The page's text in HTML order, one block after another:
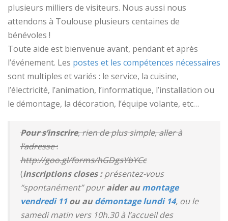
plusieurs milliers de visiteurs. Nous aussi nous
attendons à Toulouse plusieurs centaines de
bénévoles !
Toute aide est bienvenue avant, pendant et après
l’événement. Les postes et les compétences nécessaires
sont multiples et variés : le service, la cuisine,
l’électricité, l’animation, l’informatique, l’installation ou
le démontage, la décoration, l’équipe volante, etc…
Pour s’inscrire, rien de plus simple, aller à
l’adresse:
http://goo.gl/forms/hGDgsYbYCc
(inscriptions closes :présentez-vous
“spontanément” pouraider aumontage
vendredi 11ou audémontage lundi 14, ou le
samedi matin vers 10h.30 à l’accueil des